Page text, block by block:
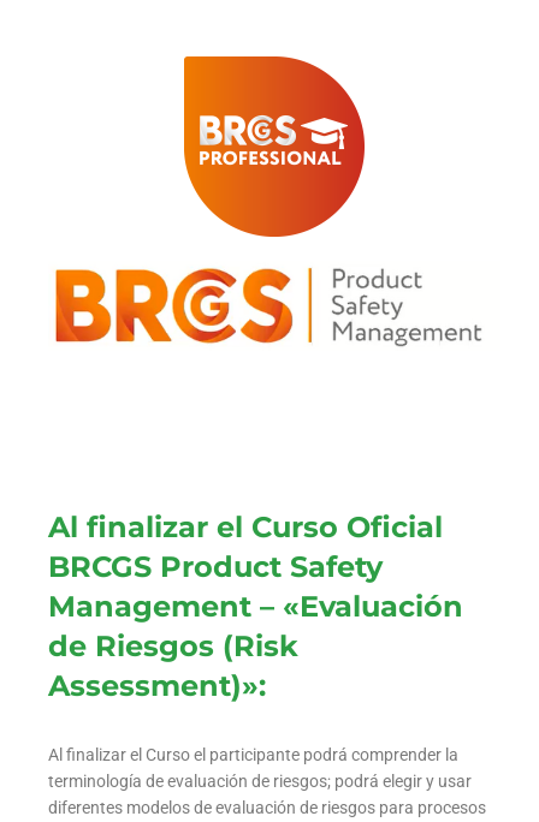
Al finalizar el Curso Oficial
BRCGS Product Safety
Management – «Evaluación
de Riesgos (Risk
Assessment)»:
Al finalizar el Curso el participante podrá comprender la
terminología de evaluación de riesgos; podrá elegir y usar
diferentes modelos de evaluación de riesgos para procesos